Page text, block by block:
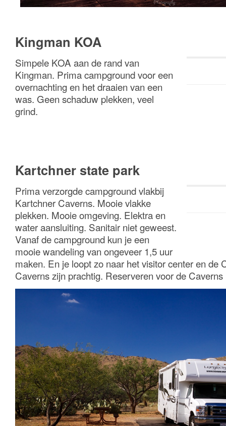
Kingman KOA
Simpele KOA aan de rand van
Kingman. Prima campground voor een
overnachting en het draaien van een
was. Geen schaduw plekken, veel
grind.
Kartchner state park
Prima verzorgde campground vlakbij
Kartchner Caverns. Mooie vlakke
plekken. Mooie omgeving. Elektra en
water aansluiting. Sanitair niet geweest.
Vanaf de campground kun je een
mooie wandeling van ongeveer 1,5 uur
maken. En je loopt zo naar het visitor center en de
Caverns zijn prachtig. Reserveren voor de